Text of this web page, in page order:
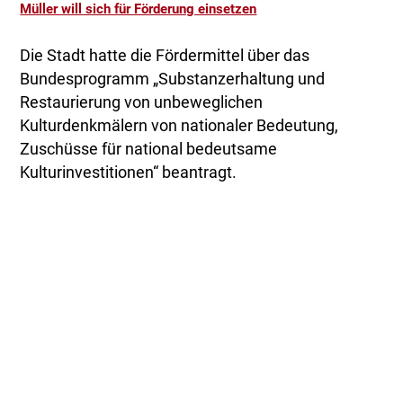
Müller will sich für Förderung einsetzen
Die Stadt hatte die Fördermittel über das
Bundesprogramm „Substanzerhaltung und
Restaurierung von unbeweglichen
Kulturdenkmälern von nationaler Bedeutung,
Zuschüsse für national bedeutsame
Kulturinvestitionen“ beantragt.